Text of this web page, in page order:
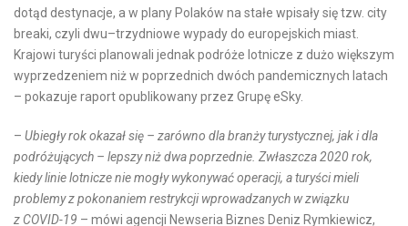
dotąd destynacje, a w plany Polaków na stałe wpisały się tzw. city
breaki, czyli dwu–trzydniowe wypady do europejskich miast.
Krajowi turyści planowali jednak podróże lotnicze z dużo większym
wyprzedzeniem niż w poprzednich dwóch pandemicznych latach
– pokazuje raport opublikowany przez Grupę eSky.
– Ubiegły rok okazał się – zarówno dla branży turystycznej, jak i dla
podróżujących – lepszy niż dwa poprzednie. Zwłaszcza 2020 rok,
kiedy linie lotnicze nie mogły wykonywać operacji, a turyści mieli
problemy z pokonaniem restrykcji wprowadzanych w związku
z COVID-19 – mówi agencji Newseria Biznes Deniz Rymkiewicz,